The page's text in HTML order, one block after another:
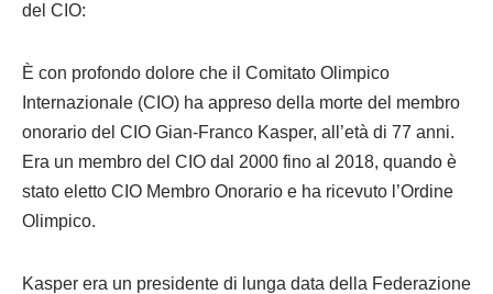
del CIO:
È con profondo dolore che il Comitato Olimpico
Internazionale (CIO) ha appreso della morte del membro
onorario del CIO Gian-Franco Kasper, all’età di 77 anni.
Era un membro del CIO dal 2000 fino al 2018, quando è
stato eletto CIO Membro Onorario e ha ricevuto l’Ordine
Olimpico.
Kasper era un presidente di lunga data della Federazione